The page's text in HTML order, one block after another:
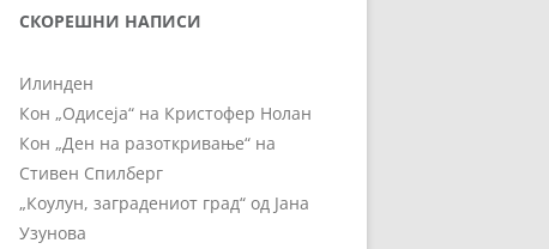
СКОРЕШНИ НАПИСИ
Илинден
Кон „Одисеја“ на Кристофер Нолан
Кон „Ден на разоткривање“ на
Стивен Спилберг
„Коулун, заградениот град“ од Јана
Узунова